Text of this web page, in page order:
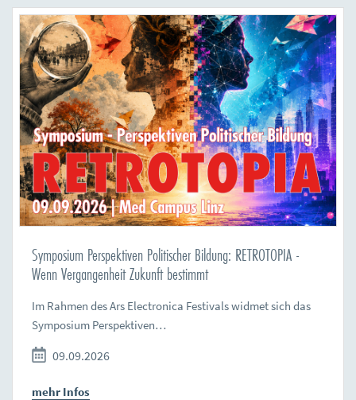
Symposium Perspektiven Politischer Bildung: RETROTOPIA -
Wenn Vergangenheit Zukunft bestimmt
Im Rahmen des Ars Electronica Festivals widmet sich das
Symposium Perspektiven…
09.09.2026
mehr Infos